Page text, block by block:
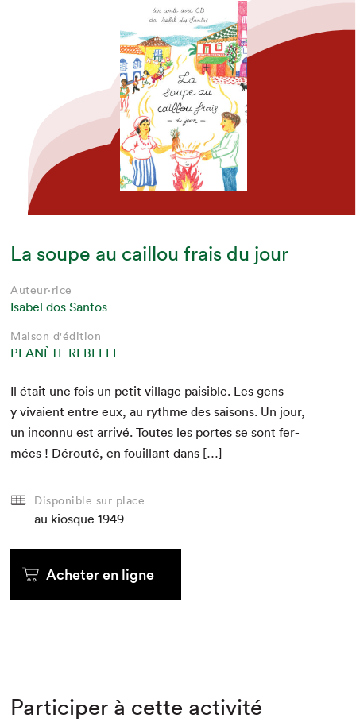
La soupe au caillou frais du jour
Auteur·rice
Isabel dos Santos
Maison d'édition
PLANÈTE REBELLE
Il était une fois un petit vil­lage pais­i­ble. Les gens
y vivaient entre eux, au rythme des saisons. Un jour,
un incon­nu est arrivé. Toutes les portes se sont fer­
mées ! Dérouté, en fouil­lant dans […]
Disponible sur place
au kiosque 1949
Acheter en ligne
Participer à cette activité